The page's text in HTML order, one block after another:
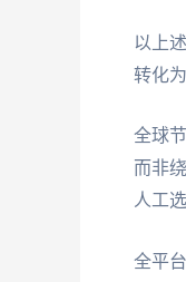
以上
转化
全球
而非
人工
全平